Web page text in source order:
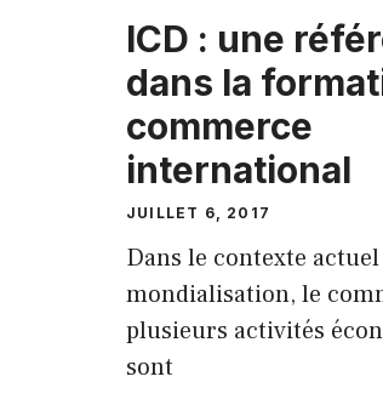
ICD : une
dans la
commerce
international
JUILLET 6, 2017
Dans le contexte actuel
mondialisation, le
plusieurs activités
sont